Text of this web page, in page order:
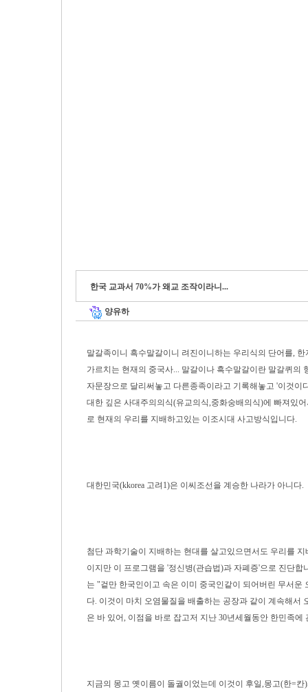
한국 교과서 70%가 왜교 조작이라니...
양유하
말갈족이니 흑수말갈이니 려진이니하는 우리식의 단어를,
가르치는 현재의 중국사... 말갈이나 흑수말갈이란 말갈퀴
자문장으로 달리써놓고 다른종족이라고 기록해놓고 '이것
대한 깊은 사대주의의식(유교의식,중화숭배의식)에 빠져있
로 현재의 우리를 지배하고있는 이조시대 사고방식입니다.
대한민국(kkorea 고려1)은 이씨조선을 계승한 나라가 아니다.
첨단 과학기술이 지배하는 현대를 살고있으면서도 우리를
이지만 이 프로그램을 '정신병(관습법)과 자폐증'으로 진단
는 "겉만 한국인이고 속은 이미 중국인같이 되어버린 무서
다. 이것이 마치 오염물질을 배출하는 공장과 같이 계속해
은 바 있어, 이점을 바로 잡고저 지난 30년세월동안 한민족
지금의 몽고 옛이름이 돌궐이었는데 이것이 후일,몽고(한=